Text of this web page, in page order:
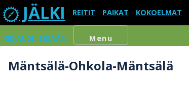
JÄLKI REITIT PAIKAT KOKOELMAT
KIRJAUDU SISÄÄN Menu
Mäntsälä-Ohkola-Mäntsälä